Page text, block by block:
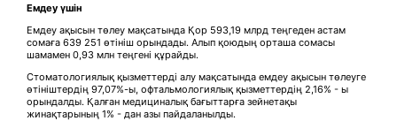
Емдеу үшін
Емдеу ақысын төлеу мақсатында Қор 593,19 млрд теңгеден астам
сомаға 639 251 өтініш орындады. Алып қоюдың орташа сомасы
шамамен 0,93 млн теңгені құрайды.
Стоматологиялық қызметтерді алу мақсатында емдеу ақысын төлеуге
өтініштердің 97,07%-ы, офтальмологиялық қызметтердің 2,16% - ы
орындалды. Қалған медициналық бағыттарға зейнетақы
жинақтарының 1% - дан азы пайдаланылды.